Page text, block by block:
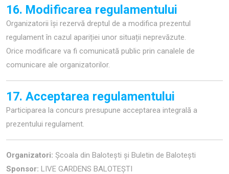
16. Modificarea regulamentului
Organizatorii își rezervă dreptul de a modifica prezentul
regulament în cazul apariției unor situații neprevăzute.
Orice modificare va fi comunicată public prin canalele de
comunicare ale organizatorilor.
17. Acceptarea regulamentului
Participarea la concurs presupune acceptarea integrală a
prezentului regulament.
Organizatori: Școala din Balotești și Buletin de Balotești
Sponsor: LIVE GARDENS BALOTEȘTI